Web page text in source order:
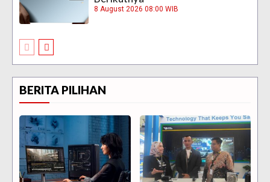
8 August 2026 08:00 WIB
BERITA PILIHAN